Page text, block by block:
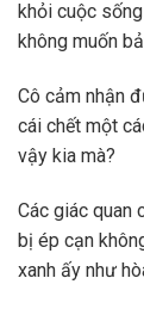
khỏi cuộc
không muốn
Cô cảm nhận
cái chết một
vậy kia mà?
Các giác quan
bị ép cạn
xanh ấy như